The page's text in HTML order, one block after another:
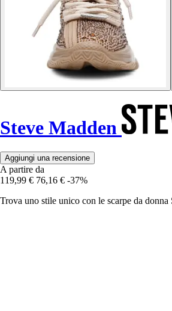
Steve Madden
Aggiungi una recensione
A partire da
119,99 € 76,16 € -37%
Trova uno stile unico con le scarpe da